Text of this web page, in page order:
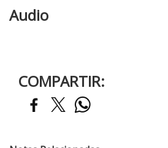
Audio
COMPARTIR: